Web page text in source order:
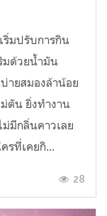
ริ่มปรับการกิน
มด้วยน้ำมัน
ายสมองล้าน้อย
ตัน ยิ่งทำงาน
มีกลิ่นคาวเลย
รที่เคยกิ...
28